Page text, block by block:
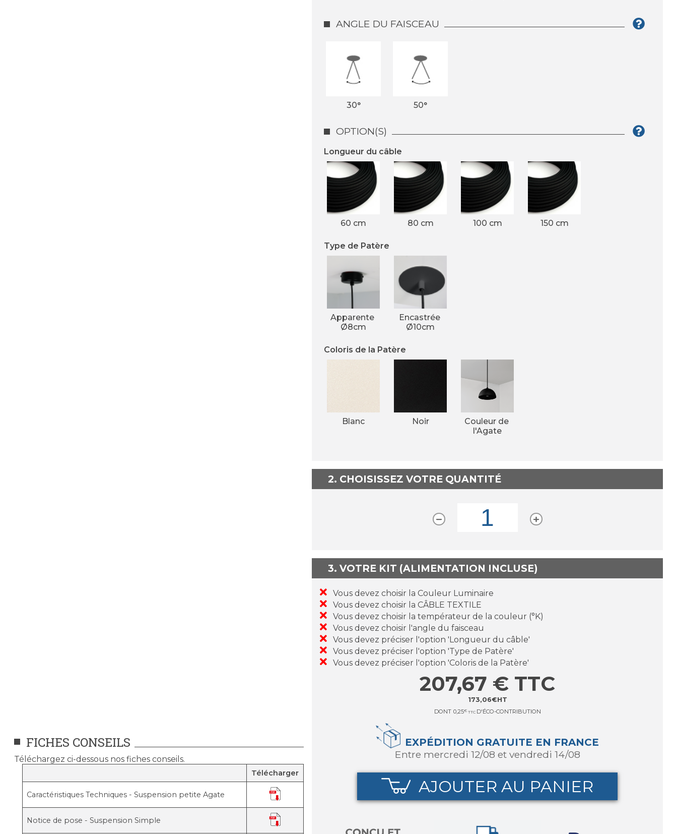
FICHES CONSEILS
Téléchargez ci-dessous nos fiches conseils.
Télécharger
Caractéristiques Techniques - Suspension petite Agate
Notice de pose - Suspension Simple
ANGLE DU FAISCEAU
30° 50°
OPTION(S)
Longueur du câble
60 cm 80 cm 100 cm 150 cm
Type de Patère
Apparente
Ø8cm
Encastrée
Ø10cm
Coloris de la Patère
Blanc Noir
Couleur de
l'Agate
2. CHOISISSEZ VOTRE QUANTITÉ
3. VOTRE KIT (ALIMENTATION INCLUSE)
Vous devez choisir la Couleur Luminaire
Vous devez choisir la CÂBLE TEXTILE
Vous devez choisir la températeur de la couleur (°K)
Vous devez choisir l'angle du faisceau
Vous devez préciser l'option 'Longueur du câble'
Vous devez préciser l'option 'Type de Patère'
Vous devez préciser l'option 'Coloris de la Patère'
173,06€HT
207,67 € TTC
DONT 0,25€ TTC D'ÉCO-CONTRIBUTION
EXPÉDITION GRATUITE EN FRANCE
entre mercredi 12/08 et vendredi 14/08
AJOUTER AU PANIER